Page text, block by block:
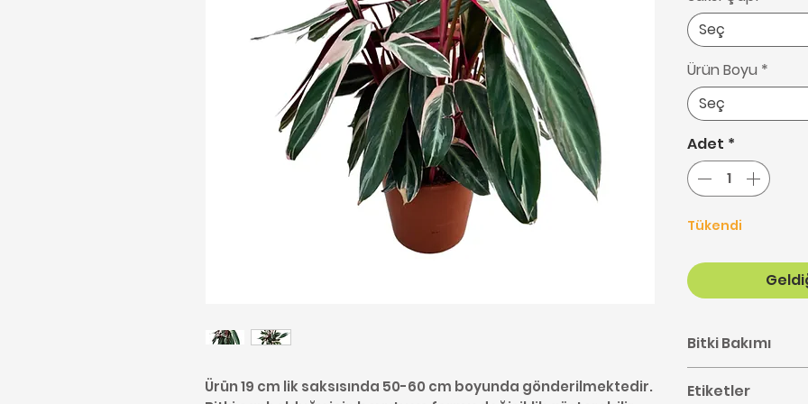
Ürün 19 cm lik saksısında 50-60 cm boyunda gönderilmektedir.
Seç
Ürün Boyu *
Seç
Adet *
Tükendi
Bitki Bakımı
buradan
Etiketler